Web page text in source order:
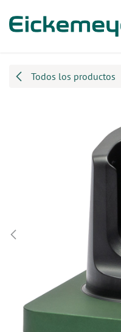
Todos los productos